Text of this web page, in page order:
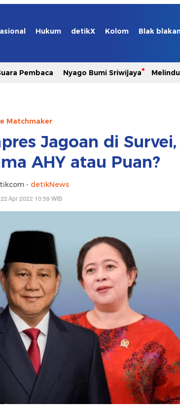
Hukum detikX Kolom Blak
Pembaca Nyago Bumi Sriwijaya
Matchmaker
Jagoan di Survei,
AHY atau Puan?
- detikNews
Apr 2022 10:59 WIB